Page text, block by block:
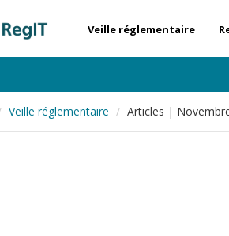
Veille réglementaire
Veille réglementaire Articles |